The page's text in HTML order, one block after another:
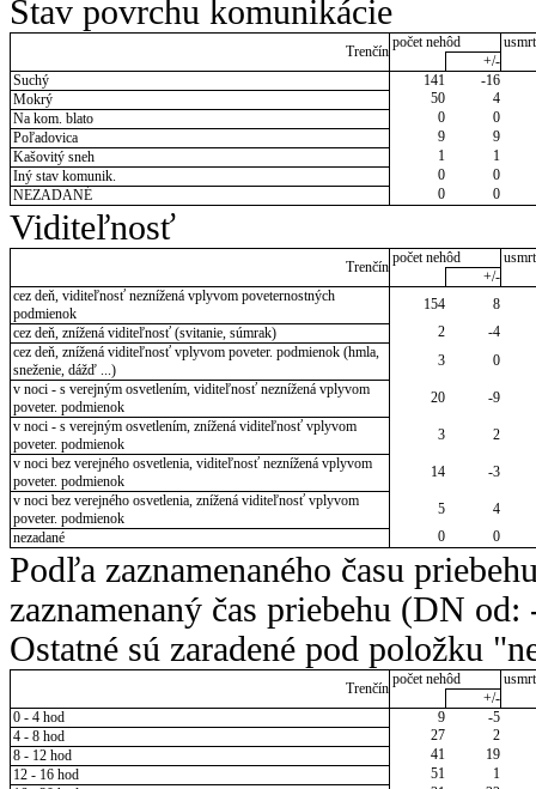
Stav povrchu komunikácie
Trenčín
počet nehôd
+/-
Suchý
141
-16
Mokrý
50
4
Na kom. blato
0
0
Poľadovica
9
9
Kašovitý sneh
1
1
Iný stav komunik.
0
0
NEZADANÉ
0 0
Viditeľnosť
Trenčín
počet nehôd
+/-
cez deň, viditeľnosť neznížená vplyvom poveternostných
podmienok
154
8
cez deň, znížená viditeľnosť (svitanie, súmrak)
2
-4
cez deň, znížená viditeľnosť vplyvom poveter. podmienok (hmla,
sneženie, dážď ...)
3
0
v noci - s verejným osvetlením, viditeľnosť neznížená vplyvom
poveter. podmienok
20
-9
v noci - s verejným osvetlením, znížená viditeľnosť vplyvom
poveter. podmienok
3
2
v noci bez verejného osvetlenia, viditeľnosť neznížená vplyvom
poveter. podmienok
14
-3
v noci bez verejného osvetlenia, znížená viditeľnosť vplyvom
poveter. podmienok
5
4
nezadané
0 0
Podľa zaznamenaného času
zaznamenaný čas priebehu (DN
Ostatné sú zaradené pod položku
Trenčín
počet nehôd
+/-
0 - 4 hod
9
-5
4 - 8 hod
27
2
8 - 12 hod
41
19
12 - 16 hod
51
1